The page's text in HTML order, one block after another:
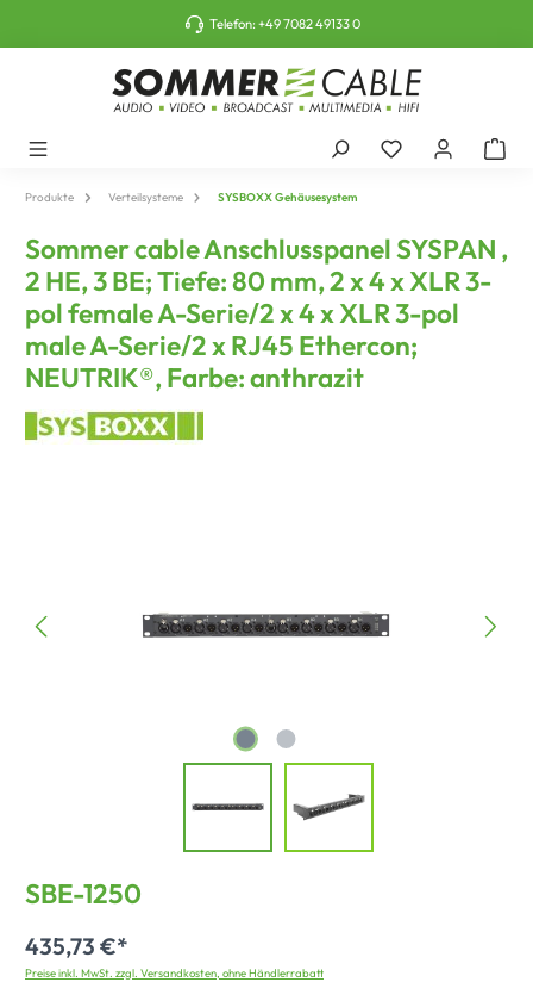
Telefon:+49 7082 49133 0
Produkte Verteilsysteme SYSBOXX Gehäusesystem
Sommer cable Anschlusspanel SYSPAN ,
2 HE, 3 BE; Tiefe: 80 mm, 2 x 4 x XLR 3-
pol female A-Serie/2 x 4 x XLR 3-pol
male A-Serie/2 x RJ45 Ethercon;
NEUTRIK®, Farbe: anthrazit
SBE-1250
435,73 €*
Preise inkl. MwSt. zzgl. Versandkosten, ohne Händlerrabatt